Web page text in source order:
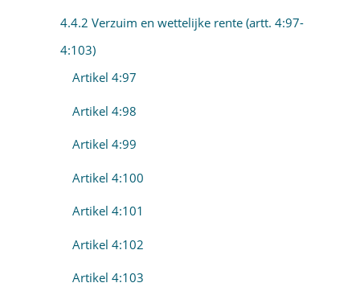
4.4.2 Verzuim en wettelijke rente (artt. 4:97-
4:103)
Artikel 4:97
Artikel 4:98
Artikel 4:99
Artikel 4:100
Artikel 4:101
Artikel 4:102
Artikel 4:103